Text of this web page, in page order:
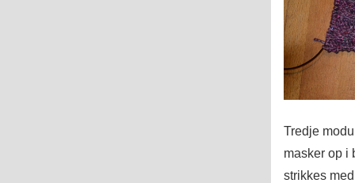
Tredje
masker op i
strikkes